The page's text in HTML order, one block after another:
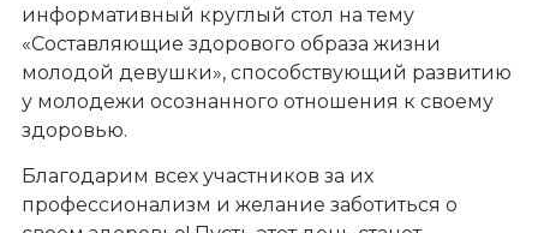
информативный круглый стол на тему
«Составляющие здорового образа жизни
молодой девушки», способствующий развитию
у молодежи осознанного отношения к своему
здоровью.
Благодарим всех участников за их
профессионализм и желание заботиться о